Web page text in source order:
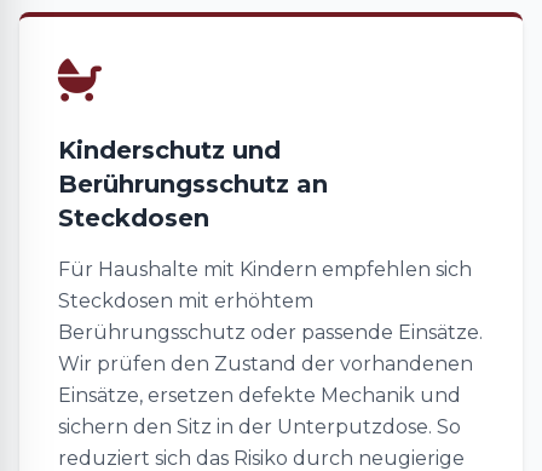
Kinderschutz und
Berührungsschutz an
Steckdosen
Für Haushalte mit Kindern empfehlen sich
Steckdosen mit erhöhtem
Berührungsschutz oder passende Einsätze.
Wir prüfen den Zustand der vorhandenen
Einsätze, ersetzen defekte Mechanik und
sichern den Sitz in der Unterputzdose. So
reduziert sich das Risiko durch neugierige